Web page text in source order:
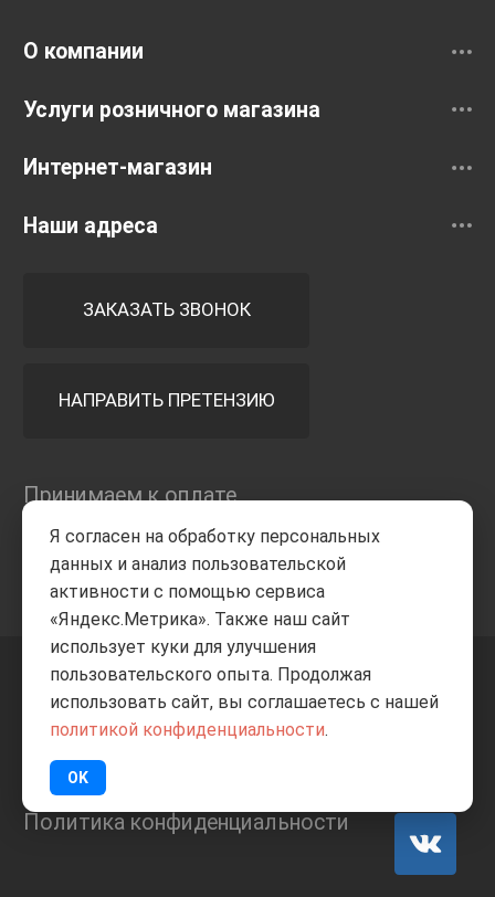
О компании
Услуги розничного магазина
Интернет-магазин
Наши адреса
ЗАКАЗАТЬ ЗВОНОК
НАПРАВИТЬ ПРЕТЕНЗИЮ
Принимаем к оплате
+7 8332205-805 ВВЕРХ
ИП Баранов А.С. 2026
Политика конфиденциальности
Я согласен на обработку персональных
данных и анализ пользовательской
активности с помощью сервиса
«Яндекс.Метрика». Также наш сайт
использует куки для улучшения
пользовательского опыта. Продолжая
использовать сайт, вы соглашаетесь с нашей
политикой конфиденциальности.
OK